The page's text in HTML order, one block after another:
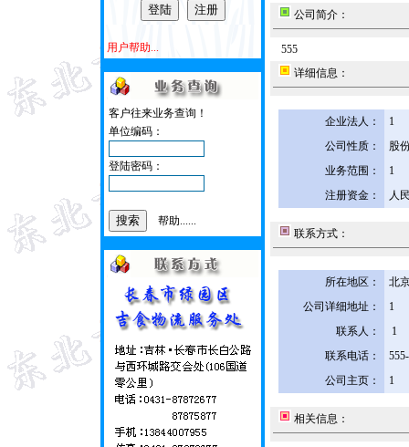
用户帮助...
客户往来业务查询！
单位编码：
登陆密码：
帮助......
公司简介：
555
详细信息：
企业法人：
1
公司性质：
股
业务范围：
1
注册资金：
人
联系方式：
所在地区：
北
公司详细地址：
1
联系人：
1
联系电话：
公司主页：
1
相关信息：